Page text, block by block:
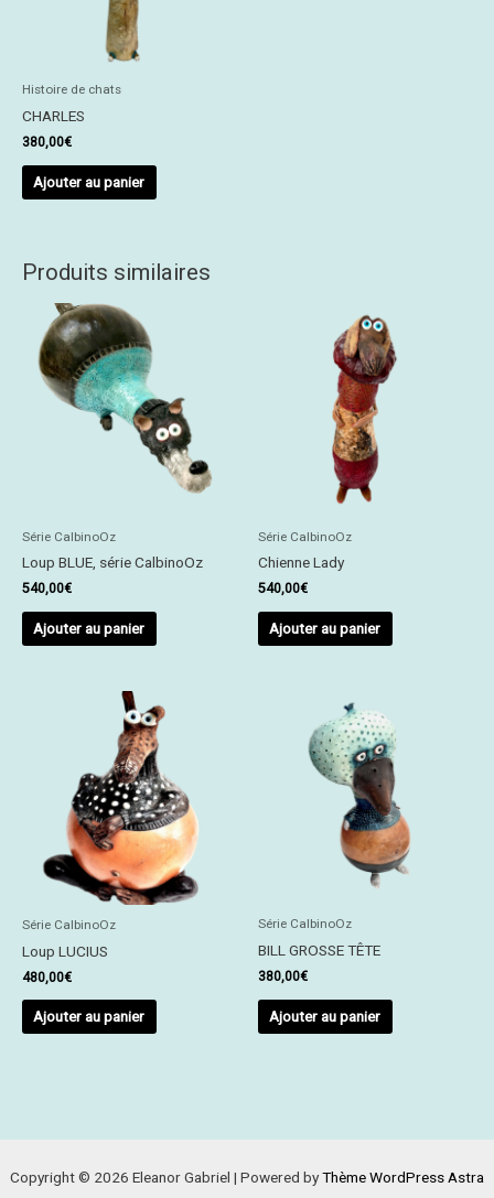
Histoire de chats
CHARLES
380,00€
Ajouter au panier
Produits similaires
Série CalbinoOz
Loup BLUE, série CalbinoOz
540,00€
Ajouter au panier
Série CalbinoOz
Chienne Lady
540,00€
Ajouter au panier
Série CalbinoOz
Loup LUCIUS
480,00€
Ajouter au panier
Série CalbinoOz
BILL GROSSE TÊTE
380,00€
Ajouter au panier
Copyright © 2026 Eleanor Gabriel | Powered byThème WordPress Astra